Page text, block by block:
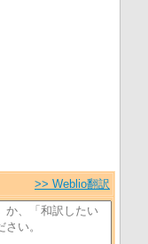
>> Weblio翻訳